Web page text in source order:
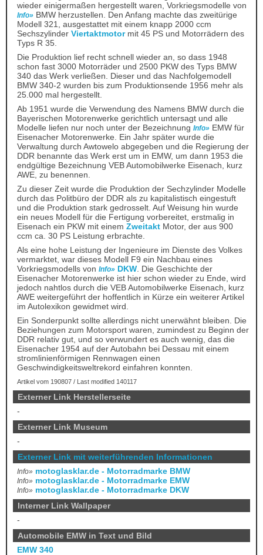
wieder einigermaßen hergestellt waren, Vorkriegsmodelle von
Info» BMW herzustellen. Den Anfang machte das zweitürige
Modell 321, ausgestattet mit einem knapp 2000 ccm
Sechszylinder Viertaktmotormit 45 PS und Motorrädern des
Typs R 35.
Die Produktion lief recht schnell wieder an, so dass 1948
schon fast 3000 Motorräder und 2500 PKW des Typs BMW
340 das Werk verließen. Dieser und das Nachfolgemodell
BMW 340-2 wurden bis zum Produktionsende 1956 mehr als
25.000 mal hergestellt.
Ab 1951 wurde die Verwendung des Namens BMW durch die
Bayerischen Motorenwerke gerichtlich untersagt und alle
Modelle liefen nur noch unter der Bezeichnung Info» EMW für
Eisenacher Motorenwerke. Ein Jahr später wurde die
Verwaltung durch Awtowelo abgegeben und die Regierung der
DDR benannte das Werk erst um in EMW, um dann 1953 die
endgültige Bezeichnung VEB Automobilwerke Eisenach, kurz
AWE, zu benennen.
Zu dieser Zeit wurde die Produktion der Sechzylinder Modelle
durch das Politbüro der DDR als zu kapitalistisch eingestuft
und die Produktion stark gedrosselt. Auf Weisung hin wurde
ein neues Modell für die Fertigung vorbereitet, erstmalig in
Eisenach ein PKW mit einem Zweitakt Motor, der aus 900
ccm ca. 30 PS Leistung erbrachte.
Als eine hohe Leistung der Ingenieure im Dienste des Volkes
vermarktet, war dieses Modell F9 ein Nachbau eines
Vorkriegsmodells von Info» DKW . Die Geschichte der
Eisenacher Motorenwerke ist hier schon wieder zu Ende, wird
jedoch nahtlos durch die VEB Automobilwerke Eisenach, kurz
AWE weitergeführt der hoffentlich in Kürze ein weiterer Artikel
im Autolexikon gewidmet wird.
Ein Sonderpunkt sollte allerdings nicht unerwähnt bleiben. Die
Beziehungen zum Motorsport waren, zumindest zu Beginn der
DDR relativ gut, und so verwundert es auch wenig, das die
Eisenacher 1954 auf der Autobahn bei Dessau mit einem
stromlinienförmigen Rennwagen einen
Geschwindigkeitsweltrekord einfahren konnten.
Artikel vom 190807 / Last modified 140117
Externer Link Herstellerseite
-
Externer Link Museum
-
Externer Link mit weiterführenden Informationen
Info» motoglasklar.de - Motorradmarke BMW
Info» motoglasklar.de - Motorradmarke EMW
Info» motoglasklar.de - Motorradmarke DKW
Interner Link Wallpaper
-
Automobile EMW in Text und Bild
EMW 340